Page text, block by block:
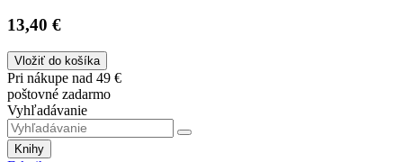
13,40 €
Vložiť do košíka
Pri nákupe nad 49 €
poštovné zadarmo
Vyhľadávanie
Knihy